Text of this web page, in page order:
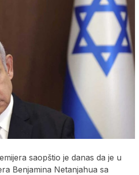
saopštio je danas da je u
Benjamina Netanjahua sa